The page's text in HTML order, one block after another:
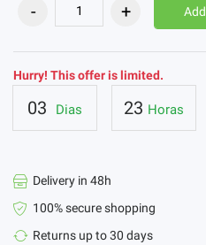
Add
Hurry! This offer is limited.
03 Dias 23 Horas
Delivery in 48h
100% secure shopping
Returns up to 30 days